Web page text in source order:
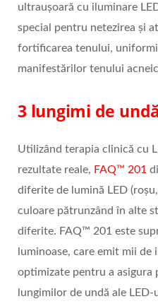
ultraușoară cu iluminare
special pentru netezirea și
fortificarea tenului,
manifestărilor tenului
3 lungimi de
Utilizând terapia clinică cu
rezultate reale, FAQ™ 201
diferite de lumină LED
culoare pătrunzând în alte
diferite. FAQ™ 201 este
luminoase, care emit mii de
optimizate pentru a asigura
lungimilor de undă ale